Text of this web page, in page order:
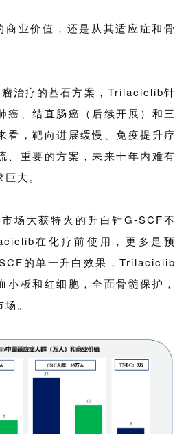
业价值，还是从其适应症和骨
治疗的基石方案，Trilaciclib针
癌、结直肠癌 （后续开展）和三
看，靶向进展缓慢、免疫提升疗
、重要的方案，未来十年内难有
大。
场大获特火的升白针G-SCF不
在化疗前使用，更多是预
的单一升白效果，Trilaciclib
小板和红细胞，全面骨髓保护，
。